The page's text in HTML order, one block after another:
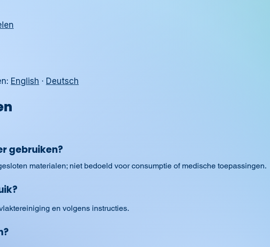
English · Deutsch
gebruiken?
materialen; niet bedoeld voor consumptie of medische toepassingen.
en volgens instructies.